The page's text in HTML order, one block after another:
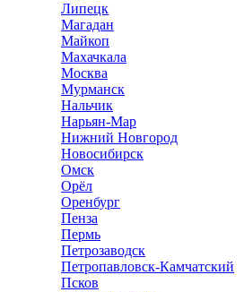
Липецк
Магадан
Майкоп
Махачкала
Москва
Мурманск
Нальчик
Нарьян-Мар
Нижний Новгород
Новосибирск
Омск
Орёл
Оренбург
Пенза
Пермь
Петрозаводск
Петропавловск-Камчатский
Псков